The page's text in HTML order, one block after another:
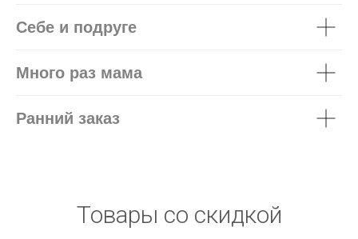
Себе и подруге
Много раз мама
Ранний заказ
Товары со скидкой